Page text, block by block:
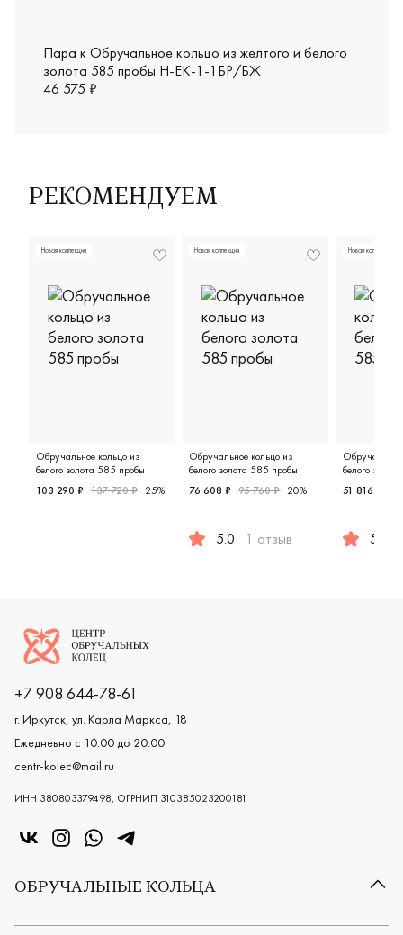
Пара к Обручальное кольцо из желтого и белого
золота 585 пробы Н-ЕК-1-1БР/БЖ
46 575 ₽
РЕКОМЕНДУЕМ
Новая коллекция
Обручальное кольцо из
белого золота 585 пробы
Мужские, парные, белое золото 585 пробы,
103 290 ₽ 137 720 ₽ 25%
Новая коллекция
Обручальное кольцо из
белого золота 585 пробы
76 608 ₽ 95 760 ₽ 20%
5.0 1 отзыв
Новая коллекция
белого
51 816 ₽
5.0
Логотип компании
+7 908 644-78-61
г. Иркутск, ул. Карла Маркса, 18
Ежедневно с 10:00 до 20:00
centr-kolec@mail.ru
ИНН 380803379498, ОГРНИП 310385023200181
«Центр колец» в VK
«Центр колец» в Instagram
«Центр колец» в Whatsapp
«Центр колец» в Telegram
ОБРУЧАЛЬНЫЕ КОЛЬЦА
Все обручальные кольца